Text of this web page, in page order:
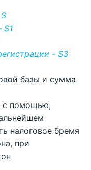
S1
- S3
базы и сумма
с помощью,
налоговое бремя
при